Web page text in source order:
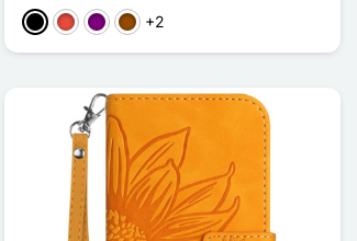
PretoVermelho
PúrpuraCastanho
+2